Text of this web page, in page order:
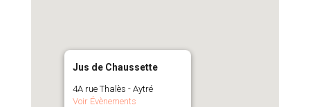
Jus de Chaussette
4A rue Thalès - Aytré
Voir Évènements